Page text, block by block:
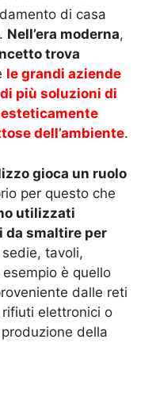
di casa
Nell’era moderna,
trova
le grandi aziende
più soluzioni di
dell’ambiente.
gioca un ruolo
per questo che
utilizzati
da smaltire per
tavoli,
è quello
dalle reti
elettronici o
della